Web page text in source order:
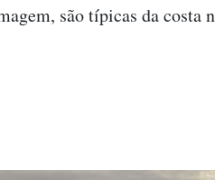
são típicas da costa